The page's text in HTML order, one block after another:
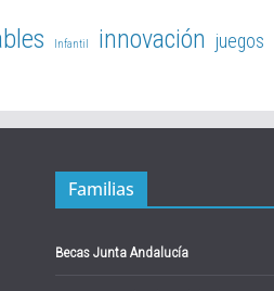
Infantil innovación juegos
Familias
Becas Junta Andalucía